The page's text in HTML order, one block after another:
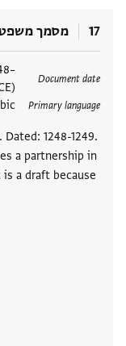
17 מסמך
Document date
Primary language
1248-1249.
a partnership in
a draft because